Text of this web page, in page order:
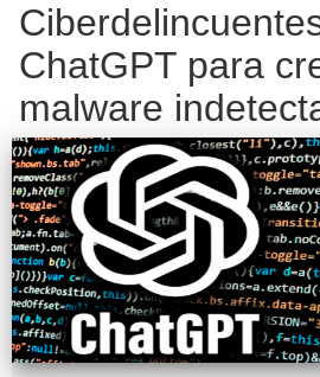
ChatGPT para
malware